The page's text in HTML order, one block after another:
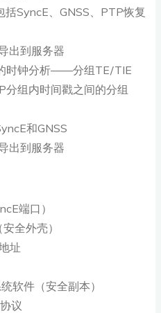
SyncE、GNSS、PTP恢复
出到服务器
时钟分析——分组TE/TIE
组内时间戳之间的分组
和GNSS
出到服务器
端口）
全外壳）
址
软件（安全副本）
议